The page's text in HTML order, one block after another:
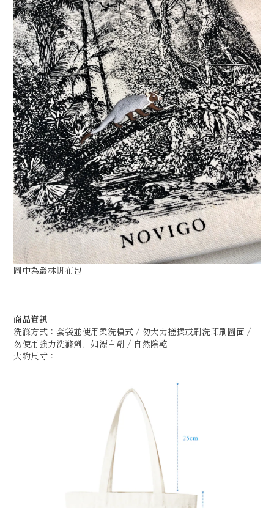
圖中為叢林帆布包
商品資訊
洗滌方式： 套袋並使用柔洗模式 / 勿大力搓揉或刷洗印刷圖面 /
勿使用強力洗滌劑，如漂白劑 / 自然陰乾
大約尺寸：